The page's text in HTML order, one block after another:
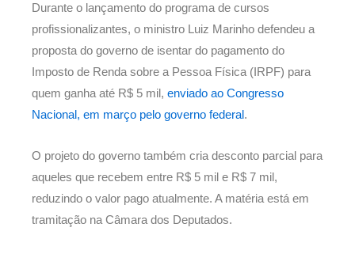
Durante o lançamento do programa de cursos
profissionalizantes, o ministro Luiz Marinho defendeu a
proposta do governo de isentar do pagamento do
Imposto de Renda sobre a Pessoa Física (IRPF) para
quem ganha até R$ 5 mil, enviado ao Congresso
Nacional, em março pelo governo federal .
O projeto do governo também cria desconto parcial para
aqueles que recebem entre R$ 5 mil e R$ 7 mil,
reduzindo o valor pago atualmente. A matéria está em
tramitação na Câmara dos Deputados.